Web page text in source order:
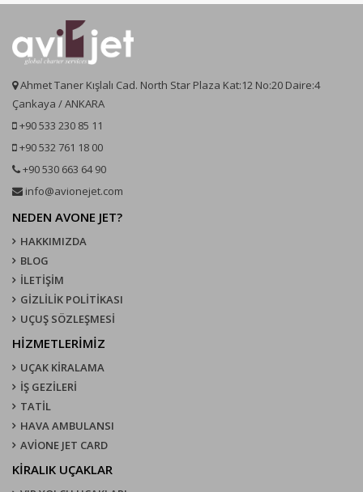
Ahmet Taner Kışlalı Cad. North Star Plaza Kat:12 No:20 Daire:4
Çankaya / ANKARA
+90 533 230 85 11
+90 532 761 18 00
+90 530 663 64 90
info@avionejet.com
NEDEN AVONE JET?
HAKKIMIZDA
BLOG
İLETİŞİM
GİZLİLİK POLİTİKASI
UÇUŞ SÖZLEŞMESI
HİZMETLERİMİZ
UÇAK KIRALAMA
İŞ GEZİLERİ
TATİL
HAVA AMBULANSI
AVİONE JET CARD
KIRALIK UÇAKLAR